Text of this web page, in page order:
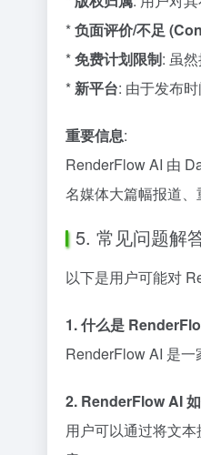
*负面评价/不足
*免费计划限制: 虽
*新平台: 由于发布
重要信息:
RenderFlow AI 由
名媒体大篇幅报道
5. 常见问题解
以下是用户可能对
1. 什么是
RenderFlow AI 是一
2. RenderFlow AI
用户可以通过将文